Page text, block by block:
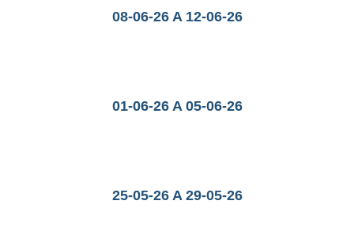
08-06-26 A 12-06-26
01-06-26 A 05-06-26
25-05-26 A 29-05-26